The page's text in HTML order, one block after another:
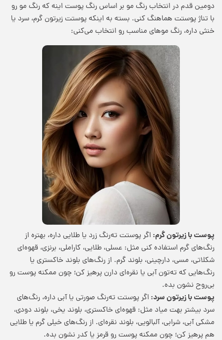
دومین قدم در انتخاب رنگ مو بر اساس رنگ پوست اینه که رنگ مو رو
با تناژ پوستت هماهنگ کنی. بسته به اینکه پوستت زیرتون گرم، سرد یا
خنثی داره، رنگ موهای مناسب رو انتخاب می‌کنی:
پوست با زیرتون گرم: اگر پوستت ته‌رنگ زرد یا طلایی داره، بهتره از
رنگ‌های گرم استفاده کنی مثل: عسلی، طلایی، کاراملی، برنزی، قهوه‌ای
شکلاتی، مسی، دارچینی، بلوند گرم. از رنگ‌های بلوند خاکستری یا
رنگ‌هایی که ته‌تون آبی یا نقره‌ای دارن پرهیز کن؛ چون ممکنه پوست رو
بی‌روح نشون بده.
پوست با زیرتون سرد: اگر پوستت ته‌رنگ صورتی یا آبی داره، رنگ‌های
سرد بیشتر بهت میاد مثل: قهوه‌ای خاکستری، بلوند یخی، بلوند دودی،
مشکی آبی، شرابی، آلبالویی، بلوند نقره‌ای. از رنگ‌های خیلی گرم یا طلایی
هم پرهیز کن؛ چون ممکنه پوست رو قرمز یا کدر نشون بده.